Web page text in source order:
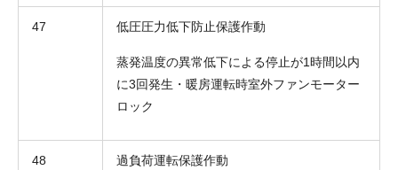
47 低圧圧力低下防止保護作動
蒸発温度の異常低下による停止が1時間以内
に3回発生・暖房運転時室外ファンモーター
ロック
48 過負荷運転保護作動